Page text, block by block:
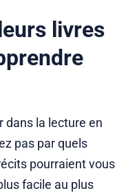
livres
dans la lecture en
pas par quels
pourraient vous
facile au plus